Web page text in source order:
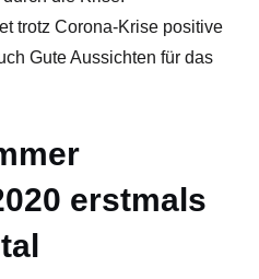
trotz Corona-Krise positive
Gute Aussichten für das
erstmals